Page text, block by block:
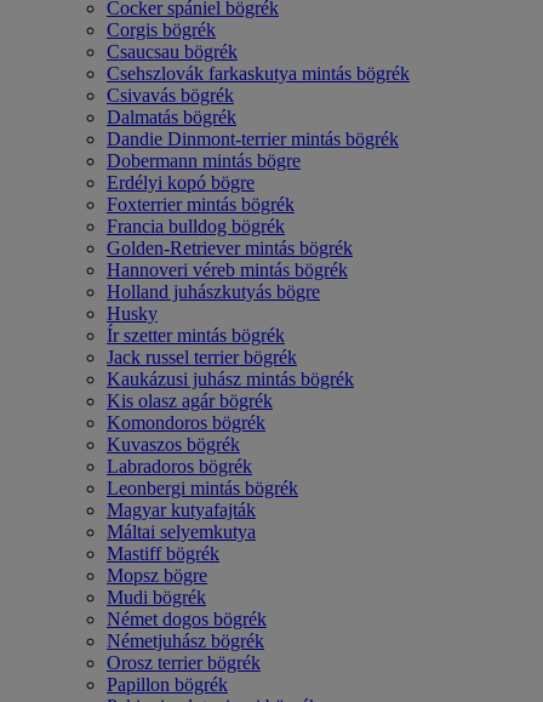
Cocker spániel bögrék
Corgis bögrék
Csaucsau bögrék
Csehszlovák farkaskutya mintás bögrék
Csivavás bögrék
Dalmatás bögrék
Dandie Dinmont-terrier mintás bögrék
Dobermann mintás bögre
Erdélyi kopó bögre
Foxterrier mintás bögrék
Francia bulldog bögrék
Golden-Retriever mintás bögrék
Hannoveri véreb mintás bögrék
Holland juhászkutyás bögre
Husky
Ír szetter mintás bögrék
Jack russel terrier bögrék
Kaukázusi juhász mintás bögrék
Kis olasz agár bögrék
Komondoros bögrék
Kuvaszos bögrék
Labradoros bögrék
Leonbergi mintás bögrék
Magyar kutyafajták
Máltai selyemkutya
Mastiff bögrék
Mopsz bögre
Mudi bögrék
Német dogos bögrék
Németjuhász bögrék
Orosz terrier bögrék
Papillon bögrék